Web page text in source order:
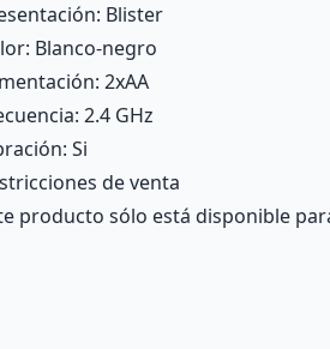
: Blister
: Blanco-negro
: 2xAA
: 2.4 GHz
: Si
de venta
producto sólo está disponible